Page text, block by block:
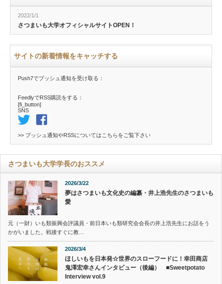
2022/1/1
さつまいも大学オフィシャルサイトOPEN！
サイトの新着情報をキャッチする
Push7でプッシュ通知を受け取る：
FeedlyでRSS購読をする：
[fi_button]
SNS
>> プッシュ通知やRSSについてはこちらをご覧下さい
さつまいも大学学長のおススメ
2026/3/22
夢はさつまいも文化史の編纂・井上浩先生のさつまいも
愛
元（一財）いも類振興会評議員・前日本いも類研究会会長の井上浩先生にお話をう
かがいました。戦後すぐに教…
2026/3/4
ほしいもを日本発☆世界のスローフードに！幸田商店
鬼澤宏幸さんインタビュー（後編） ■Sweetpotato
Interview vol.9